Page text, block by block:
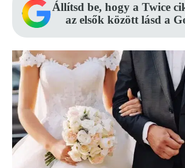
Állítsd be, hogy a Twice
az elsők között lásd a